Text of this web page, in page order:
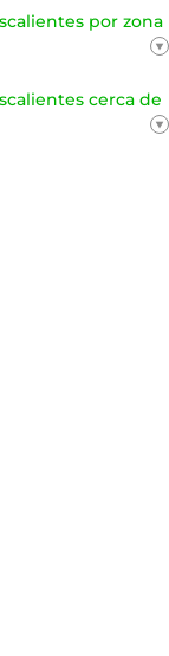
por zona
cerca de